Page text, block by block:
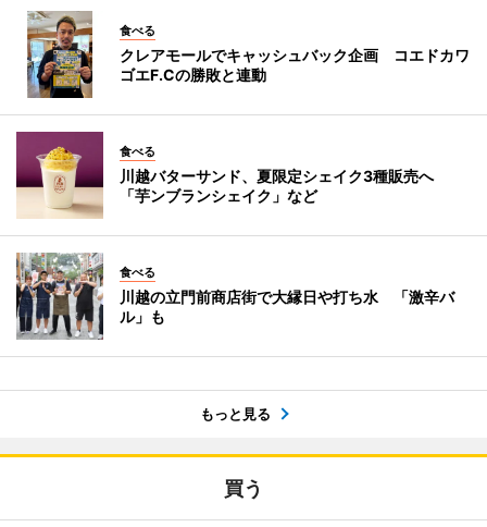
食べる
クレアモールでキャッシュバック企画 コエドカワ
ゴエF.Cの勝敗と連動
食べる
川越バターサンド、夏限定シェイク3種販売へ
「芋ンブランシェイク」など
食べる
川越の立門前商店街で大縁日や打ち水 「激辛バ
ル」も
もっと見る
買う